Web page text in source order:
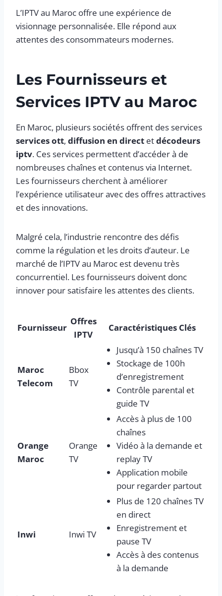
L’IPTV au Maroc offre une expérience de
visionnage personnalisée. Elle répond aux
attentes des consommateurs modernes.
Les Fournisseurs et
Services IPTV au Maroc
En Maroc, plusieurs sociétés offrent des services
services ott, diffusion en direct etdécodeurs
iptv. Ces services permettent d’accéder à de
nombreuses chaînes et contenus via Internet.
Les fournisseurs cherchent à améliorer
l’expérience utilisateur avec des offres attractives
et des innovations.
Malgré cela, l’industrie rencontre des défis
comme la régulation et les droits d’auteur. Le
marché de l’IPTV au Maroc est devenu très
concurrentiel. Les fournisseurs doivent donc
innover pour satisfaire les attentes des clients.
Fournisseur
Offres
IPTV
Caractéristiques Clés
Maroc
Telecom
Bbox
TV
Jusqu’à 150 chaînes TV
Stockage de 100h
d’enregistrement
Contrôle parental et
guide TV
Orange
Maroc
Orange
TV
Accès à plus de 100
chaînes
Vidéo à la demande et
replay TV
Application mobile
pour regarder partout
Inwi Inwi TV
Plus de 120 chaînes TV
en direct
Enregistrement et
pause TV
Accès à des contenus
à la demande